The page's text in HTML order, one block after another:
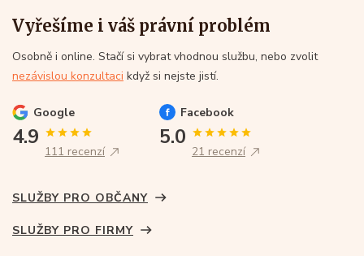
Vyřešíme i váš právní problém
Osobně i online. Stačí si vybrat vhodnou službu, nebo zvolit
nezávislou konzultaci když si nejste jistí.
Google
4.9
111 recenzí
Facebook
5.0
21 recenzí
SLUŽBY PRO OBČANY
SLUŽBY PRO FIRMY